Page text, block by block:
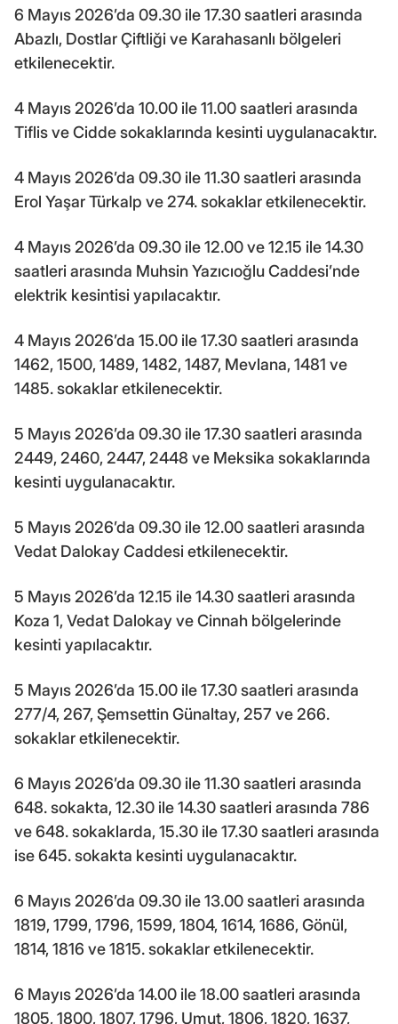
6 Mayıs 2026’da 09.30 ile 17.30 saatleri arasında
Abazlı, Dostlar Çiftliği ve Karahasanlı bölgeleri
etkilenecektir.
4 Mayıs 2026’da 10.00 ile 11.00 saatleri arasında
Tiflis ve Cidde sokaklarında kesinti uygulanacaktır.
4 Mayıs 2026’da 09.30 ile 11.30 saatleri arasında
Erol Yaşar Türkalp ve 274. sokaklar etkilenecektir.
4 Mayıs 2026’da 09.30 ile 12.00 ve 12.15 ile 14.30
saatleri arasında Muhsin Yazıcıoğlu Caddesi’nde
elektrik kesintisi yapılacaktır.
4 Mayıs 2026’da 15.00 ile 17.30 saatleri arasında
1462, 1500, 1489, 1482, 1487, Mevlana, 1481 ve
1485. sokaklar etkilenecektir.
5 Mayıs 2026’da 09.30 ile 17.30 saatleri arasında
2449, 2460, 2447, 2448 ve Meksika sokaklarında
kesinti uygulanacaktır.
5 Mayıs 2026’da 09.30 ile 12.00 saatleri arasında
Vedat Dalokay Caddesi etkilenecektir.
5 Mayıs 2026’da 12.15 ile 14.30 saatleri arasında
Koza 1, Vedat Dalokay ve Cinnah bölgelerinde
kesinti yapılacaktır.
5 Mayıs 2026’da 15.00 ile 17.30 saatleri arasında
277/4, 267, Şemsettin Günaltay, 257 ve 266.
sokaklar etkilenecektir.
6 Mayıs 2026’da 09.30 ile 11.30 saatleri arasında
648. sokakta, 12.30 ile 14.30 saatleri arasında 786
ve 648. sokaklarda, 15.30 ile 17.30 saatleri arasında
ise 645. sokakta kesinti uygulanacaktır.
6 Mayıs 2026’da 09.30 ile 13.00 saatleri arasında
1819, 1799, 1796, 1599, 1804, 1614, 1686, Gönül,
1814, 1816 ve 1815. sokaklar etkilenecektir.
6 Mayıs 2026’da 14.00 ile 18.00 saatleri arasında
1805, 1800, 1807, 1796, Umut, 1806, 1820, 1637,